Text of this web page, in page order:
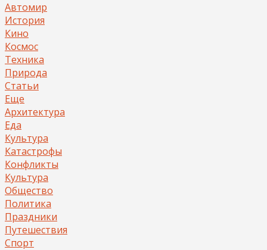
Автомир
История
Кино
Космос
Техника
Природа
Статьи
Еще
Архитектура
Еда
Культура
Катастрофы
Конфликты
Культура
Общество
Политика
Праздники
Путешествия
Спорт